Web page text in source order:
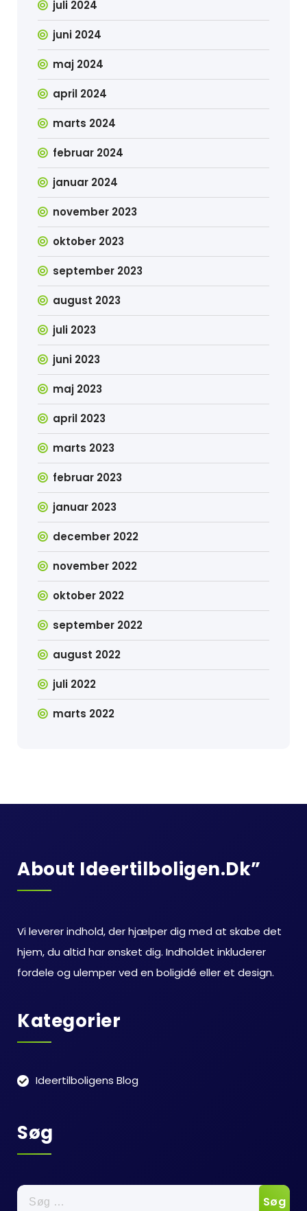
juli 2024
juni 2024
maj 2024
april 2024
marts 2024
februar 2024
januar 2024
november 2023
oktober 2023
september 2023
august 2023
juli 2023
juni 2023
maj 2023
april 2023
marts 2023
februar 2023
januar 2023
december 2022
november 2022
oktober 2022
september 2022
august 2022
juli 2022
marts 2022
About Ideertilboligen.dk”
Vi leverer indhold, der hjælper dig med at skabe det
hjem, du altid har ønsket dig. Indholdet inkluderer
fordele og ulemper ved en boligidé eller et design.
Kategorier
Ideertilboligens Blog
Søg
Søg
efter: